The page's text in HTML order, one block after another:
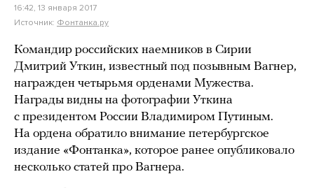
16:42, 13 января 2017
Источник: Фонтанка.ру
Командир российских наемников в Сирии
Дмитрий Уткин, известный под позывным Вагнер,
награжден четырьмя орденами Мужества.
Награды видны на фотографии Уткина
с президентом России Владимиром Путиным.
На ордена обратило внимание петербургское
издание «Фонтанка», которое ранее опубликовало
несколько статей про Вагнера.